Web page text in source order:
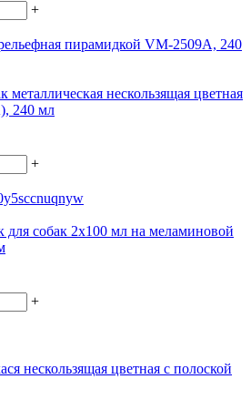
+
нескользящая цветная
240 мл
+
собак 2х100 мл на меламиновой
+
нескользящая цветная с полоской